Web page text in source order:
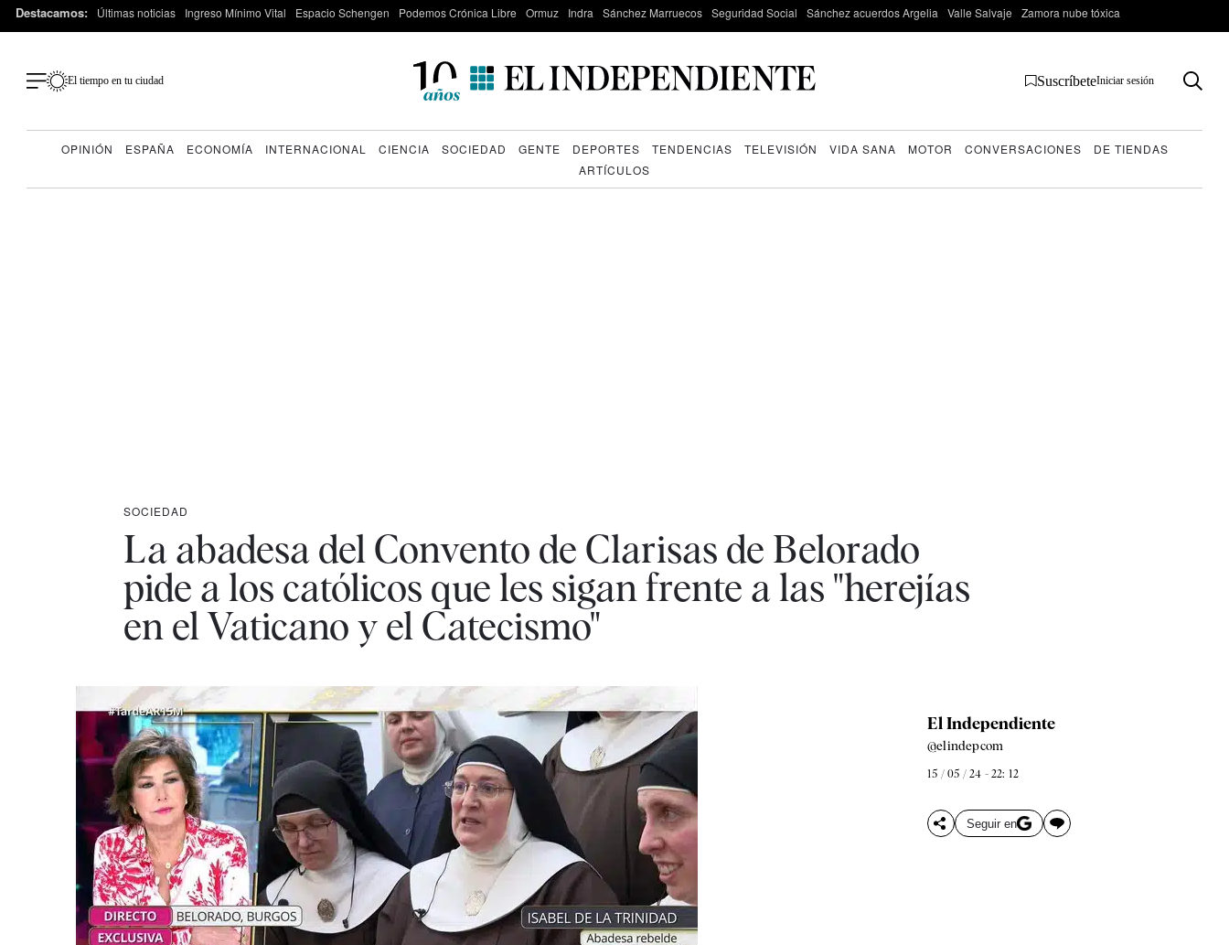
Destacamos: Últimas noticias Ingreso Mínimo Vital Espacio Schengen Podemos Crónica Libre Ormuz Indra Sánchez Marruecos Seguridad Social Sánchez acuerdos Argelia Valle Salvaje Zamora nube tóxica
El tiempo en tu ciudad SuscríbeteIniciar sesión
OPINIÓN ESPAÑA ECONOMÍA INTERNACIONAL CIENCIA SOCIEDAD GENTE DEPORTES TENDENCIAS TELEVISIÓN VIDA SANA MOTOR CONVERSACIONES
DE TIENDAS
ARTÍCULOS
SOCIEDAD
La abadesa del Convento de Clarisas de Belorado
pide a los católicos que les sigan frente a las "herejías
en el Vaticano y el Catecismo"
El Independiente
@elindepcom
15 / 05 / 24 - 22: 12
Seguir en